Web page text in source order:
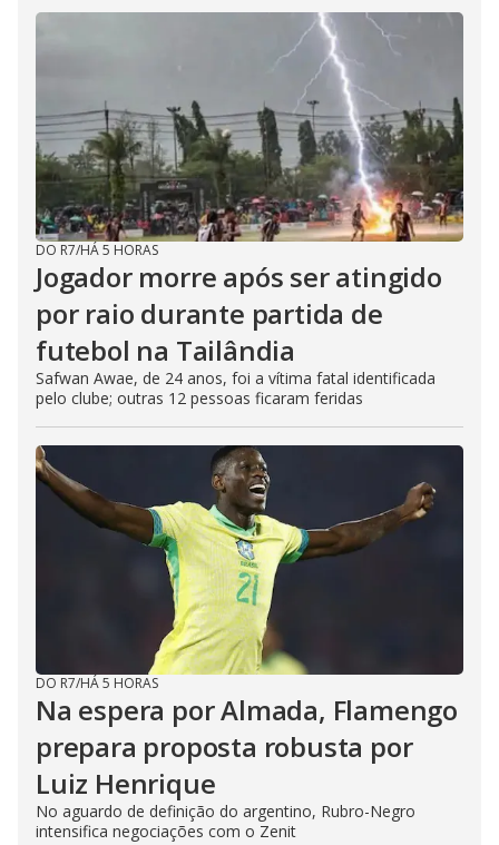
DO R7/HÁ 5 HORAS
Jogador morre após ser atingido
por raio durante partida de
futebol na Tailândia
Safwan Awae, de 24 anos, foi a vítima fatal identificada
pelo clube; outras 12 pessoas ficaram feridas
DO R7/HÁ 5 HORAS
Na espera por Almada, Flamengo
prepara proposta robusta por
Luiz Henrique
No aguardo de definição do argentino, Rubro-Negro
intensifica negociações com o Zenit